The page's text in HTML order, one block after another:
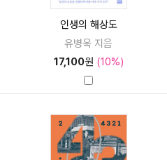
인생의 해상도
유병욱 지음
17,100원 (10%)